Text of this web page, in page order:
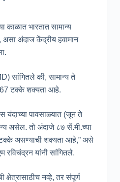
काळात भारतात सामान्य
अंदाज केंद्रीय हवामान
सांगितले की, सामान्य ते
67 टक्के शक्यता आहे.
यंदाच्या पावसाळ्यात (जून ते
असेल. तो अंदाजे ८७ सें.मी.च्या
टक्के असण्याची शक्यता आहे,” असे
रविचंद्रन यांनी सांगितले.
नव्हे, तर संपूर्ण